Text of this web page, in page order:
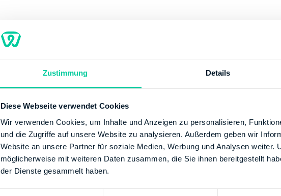
Zustimmung Details
Diese Webseite verwendet Cookies
Wir verwenden Cookies, um Inhalte und Anzeigen zu personalisieren,
und die Zugriffe auf unsere Website zu analysieren. Außerdem geben wir
Website an unsere Partner für soziale Medien, Werbung und Analysen weiter.
möglicherweise mit weiteren Daten zusammen, die Sie ihnen bereitgestellt
der Dienste gesammelt haben.
Fax: +49 62217365190
Website: https://kontakt.fv-bwl.de https://finanzamt-
Bank:DEUTSCHE BUNDESBANK
BIC: MARKDEF1660
DE50660000000067001510
Inhaber des Bankkontos:Finanzamt Heidelberg
Bank:LANDESBANK BADEN-WUERTTEMBERG
BIC:SOLADESTXXX